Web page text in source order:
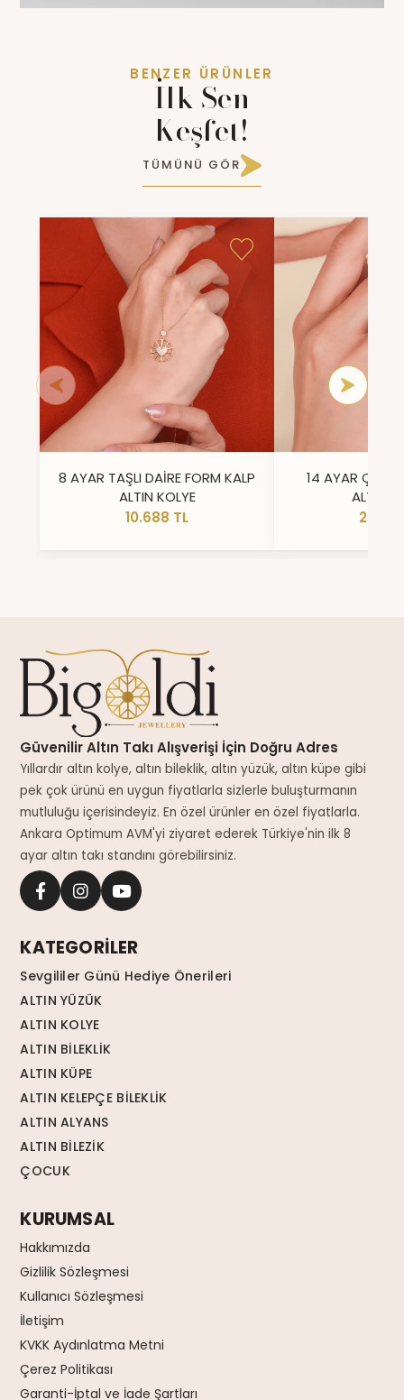
BENZER ÜRÜNLER
İlk Sen
Keşfet!
TÜMÜNÜ GÖR
8 AYAR TAŞLI DAİRE FORM KALP
ALTIN KOLYE
10.688 TL
14 AYAR ÇİFT
ALTIN
Güvenilir Altın Takı Alışverişi İçin Doğru Adres
Yıllardır altın kolye, altın bileklik, altın yüzük, altın küpe gibi
pek çok ürünü en uygun fiyatlarla sizlerle buluşturmanın
mutluluğu içerisindeyiz. En özel ürünler en özel fiyatlarla.
Ankara Optimum AVM'yi ziyaret ederek Türkiye'nin ilk 8
ayar altın takı standını görebilirsiniz.
KATEGORİLER
Sevgililer Günü Hediye Önerileri
ALTIN YÜZÜK
ALTIN KOLYE
ALTIN BİLEKLİK
ALTIN KÜPE
ALTIN KELEPÇE BİLEKLİK
ALTIN ALYANS
ALTIN BİLEZİK
ÇOCUK
KURUMSAL
Hakkımızda
Gizlilik Sözleşmesi
Kullanıcı Sözleşmesi
İletişim
KVKK Aydınlatma Metni
Çerez Politikası
Garanti-İptal ve İade Şartları